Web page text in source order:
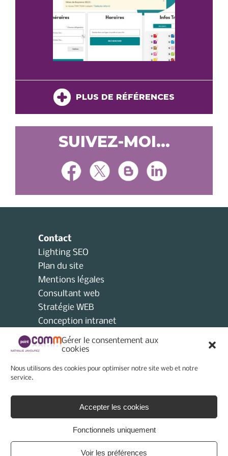
Gérer le consentement aux
cookies
Nous utilisons des cookies pour optimiser notre site web et notre
service.
Accepter les cookies
Fonctionnels uniquement
Voir les préférences
PLUS DE RÉFÉRENCES
SUIVEZ-MOI...
Contact
Lighting SEO
Plan du site
Mentions légales
Consultant web
Stratégie WEB
Conception intranet
Consultant collectivités locales
AMO